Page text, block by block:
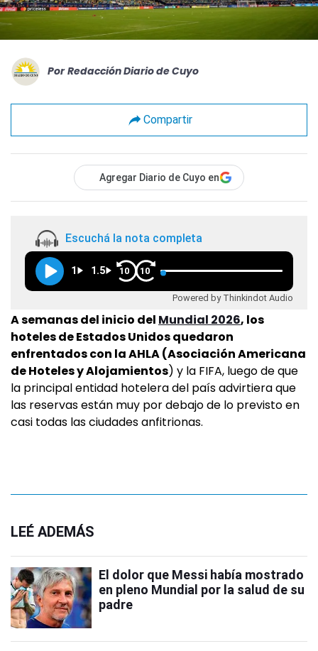
Por Redacción Diario de Cuyo
Compartir
Agregar Diario de Cuyo en
Escuchá la nota completa
1 1.5 10 10
Powered by Thinkindot Audio
A semanas del inicio del Mundial 2026, los
hoteles de Estados Unidos quedaron
enfrentados con la AHLA (Asociación Americana
de Hoteles y Alojamientos) y la FIFA, luego de que
la principal entidad hotelera del país advirtiera que
las reservas están muy por debajo de lo previsto en
casi todas las ciudades anfitrionas.
LEÉ ADEMÁS
El dolor que Messi había mostrado
en pleno Mundial por la salud de su
padre